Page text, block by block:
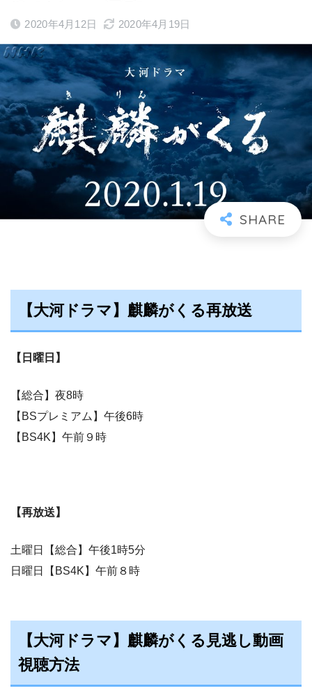
2020年4月12日 2020年4月19日
【大河ドラマ】麒麟がくる再放送
【日曜日】
【総合】夜8時
【BSプレミアム】午後6時
【BS4K】午前９時
【再放送】
土曜日【総合】午後1時5分
日曜日【BS4K】午前８時
【大河ドラマ】麒麟がくる見逃し動画
視聴方法